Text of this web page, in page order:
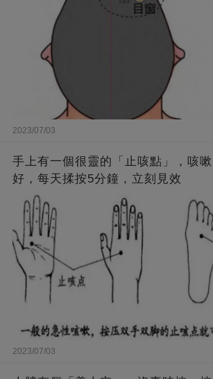
2023/07/03
手上有一個很靈的「止咳點」，咳
好，每天揉按5分鐘，立刻見效
2023/07/03